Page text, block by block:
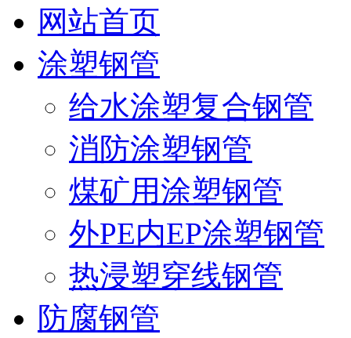
网站首页
涂塑钢管
给水涂塑复合钢管
消防涂塑钢管
煤矿用涂塑钢管
外PE内EP涂塑钢管
热浸塑穿线钢管
防腐钢管